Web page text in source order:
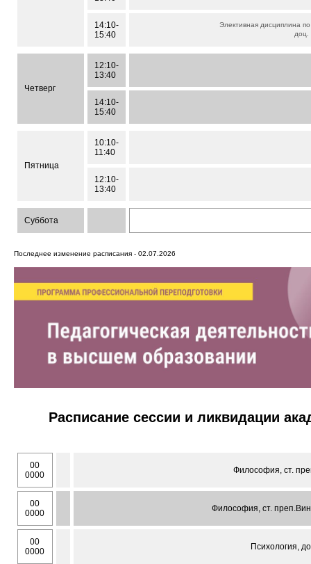
14:10-
15:40
Элективная дисциплина
доц.
Четверг
12:10-
13:40
14:10-
15:40
Пятница
10:10-
11:40
12:10-
13:40
Суббота
Последнее изменение расписания - 02.07.2026
Расписание сессии и ликвидации
00
0000
Философия, ст.
00
0000
Философия, ст.
00
0000
Психология,